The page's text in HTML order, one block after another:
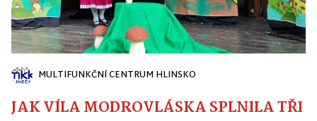
MULTIFUNKČNÍ CENTRUM HLINSKO
JAK VÍLA MODROVLÁSKA SPLNILA